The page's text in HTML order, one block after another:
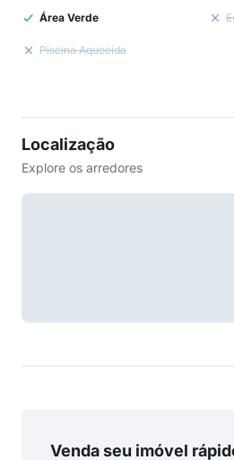
Área Verde
Piscina Aquecida
Localização
Explore os arredores
Venda seu imóvel